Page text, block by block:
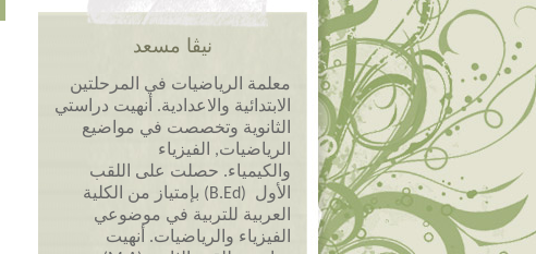
نيڤا مسعد
معلمة الرياضيات في المرحلتين
الابتدائية والاعدادية. أنهيت دراستي
الثانوية وتخصصت في مواضيع
الرياضيات, الفيزياء
والكيمياء. حصلت على اللقب
الأول (B.Ed) بإمتياز من الكلية
العربية للتربية في موضوعي
الفيزياء والرياضيات. أنهيت